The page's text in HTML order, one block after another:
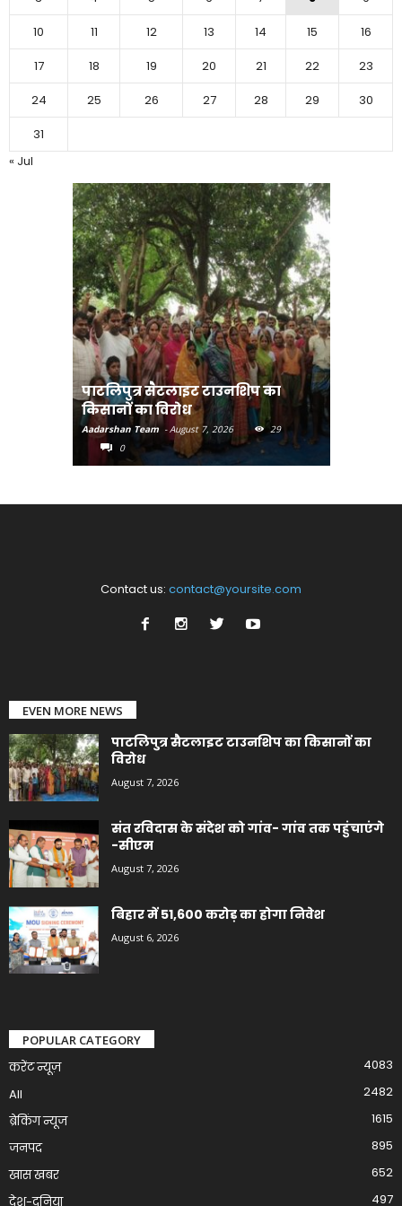
10
11 12 13 14 15
16
17
18 19 20 21 22
23
24
25 26 27 28 29
30
31
« Jul
पाटलिपुत्र सैटलाइट टाउनशिप का
किसानों का विरोध
Aadarshan Team - August 7, 2026
29
0
Contact us: contact@yoursite.com
EVEN MORE NEWS
पाटलिपुत्र सैटलाइट टाउनशिप का किसानों का
विरोध
August 7, 2026
संत रविदास के संदेश को गांव- गांव तक पहुंचाएंगे
-सीएम
August 7, 2026
बिहार में 51,600 करोड़ का होगा निवेश
August 6, 2026
POPULAR CATEGORY
करेंट न्यूज़
4083
All
2482
ब्रेकिंग न्यूज
1615
जनपद
895
खास खबर
652
देश-दुनिया
497